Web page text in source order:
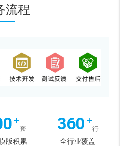
流程
+
套
版积累
360 +
行
全行业覆盖